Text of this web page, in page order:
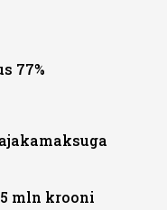
77%
mln krooni